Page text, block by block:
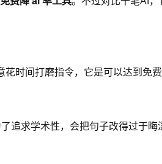
时间打磨指令，它是可以达到免费
追求学术性，会把句子改得过于